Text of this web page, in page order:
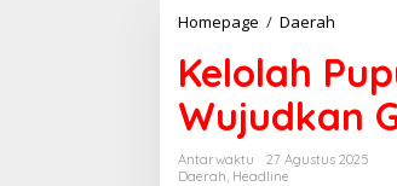
Homepage / Daerah
Kompos,
RSUI
Green
Kelolah
Wujudkan
Antarwaktu
27 Agustus 2025
Daerah, Headline